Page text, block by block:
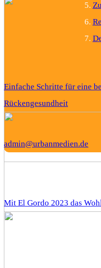
Einfache Schritte für eine
Rückengesundheit
Mit El Gordo 2023 das
admin@urbanmedien.de